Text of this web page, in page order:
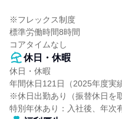
※フレックス制度
標準労働時間8時間
コアタイムなし
休日・休暇
休日・休暇
年間休日121日（2025年度実
※休日出勤あり（振替休日を
特別年休あり：入社後、年次